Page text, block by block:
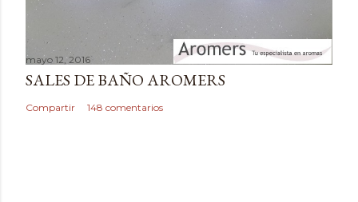
mayo 12, 2016
SALES DE BAÑO AROMERS
Compartir 148 comentarios